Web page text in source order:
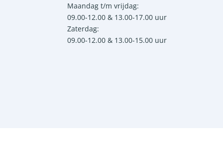
Maandag t/m vrijdag:
09.00-12.00 & 13.00-17.00 uur
Zaterdag:
09.00-12.00 & 13.00-15.00 uur